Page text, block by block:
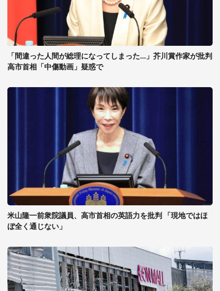
「間違った人間が総理になってしまった...」芥川賞作家が批判
高市首相「中傷動画」疑惑で
米山隆一前衆院議員、高市首相の英語力を批判 「現地ではほ
ぼ全く通じない」